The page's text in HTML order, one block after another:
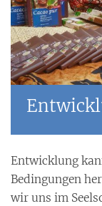
Entwicklung
Bedingungen
wir uns im